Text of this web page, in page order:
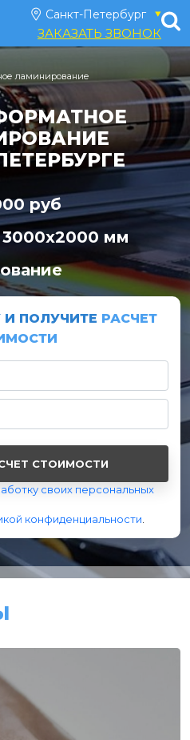
ЗАКАЗАТЬ ЗВОНОК
ламинирование
руб
мм
И ПОЛУЧИТЕ РАСЧЕТ
своих персональных
конфиденциальности